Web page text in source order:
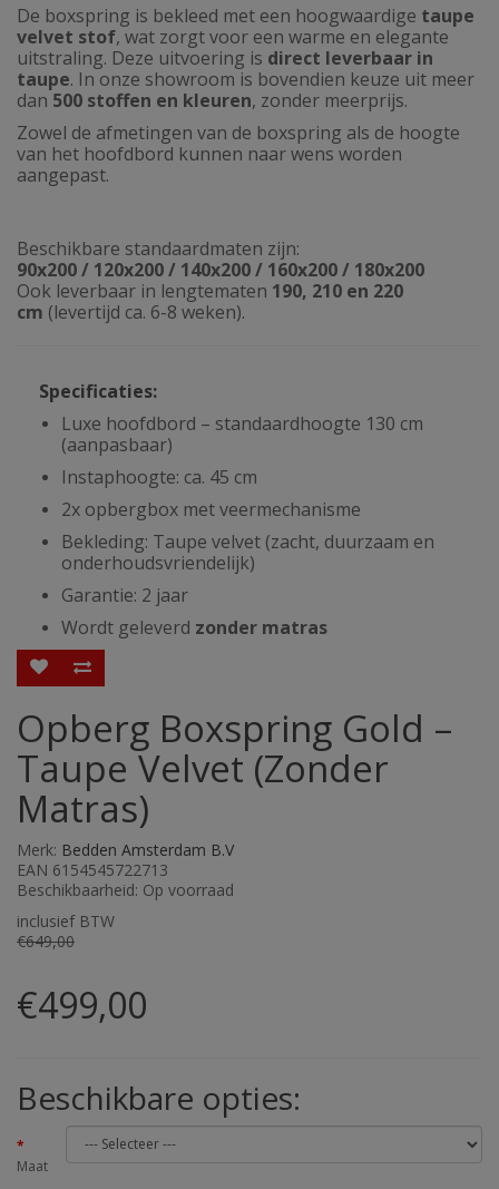
De boxspring is bekleed met een hoogwaardige taupe
velvet stof, wat zorgt voor een warme en elegante
uitstraling. Deze uitvoering is direct leverbaar in
taupe. In onze showroom is bovendien keuze uit meer
dan 500 stoffen en kleuren, zonder meerprijs.
Zowel de afmetingen van de boxspring als de hoogte
van het hoofdbord kunnen naar wens worden
aangepast.
Beschikbare standaardmaten zijn:
90x200 / 120x200 / 140x200 / 160x200 / 180x200
Ook leverbaar in lengtematen 190, 210 en 220
cm (levertijd ca. 6-8 weken).
Specificaties:
Luxe hoofdbord – standaardhoogte 130 cm
(aanpasbaar)
Instaphoogte: ca. 45 cm
2x opbergbox met veermechanisme
Bekleding: Taupe velvet (zacht, duurzaam en
onderhoudsvriendelijk)
Garantie: 2 jaar
Wordt geleverd zonder matras
Opberg Boxspring Gold –
Taupe Velvet (Zonder
Matras)
Merk: Bedden Amsterdam B.V
EAN 6154545722713
Beschikbaarheid: Op voorraad
inclusief BTW
€649,00
€499,00
Beschikbare opties:
Maat